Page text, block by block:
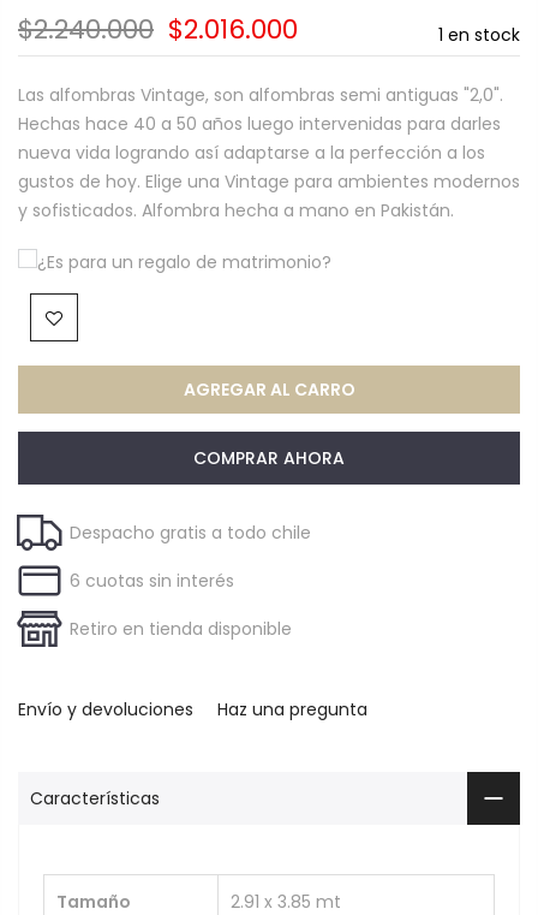
1 en stock
$2.240.000 $2.016.000
Las alfombras Vintage, son alfombras semi antiguas "2,0".
Hechas hace 40 a 50 años luego intervenidas para darles
nueva vida logrando así adaptarse a la perfección a los
gustos de hoy. Elige una Vintage para ambientes modernos
y sofisticados. Alfombra hecha a mano en Pakistán.
¿Es para un regalo de matrimonio?
AGREGAR AL CARRO
COMPRAR AHORA
Despacho gratis a todo chile
6 cuotas sin interés
Retiro en tienda disponible
Envío y devoluciones Haz una pregunta
Características
Tamaño 2.91 x 3.85 mt